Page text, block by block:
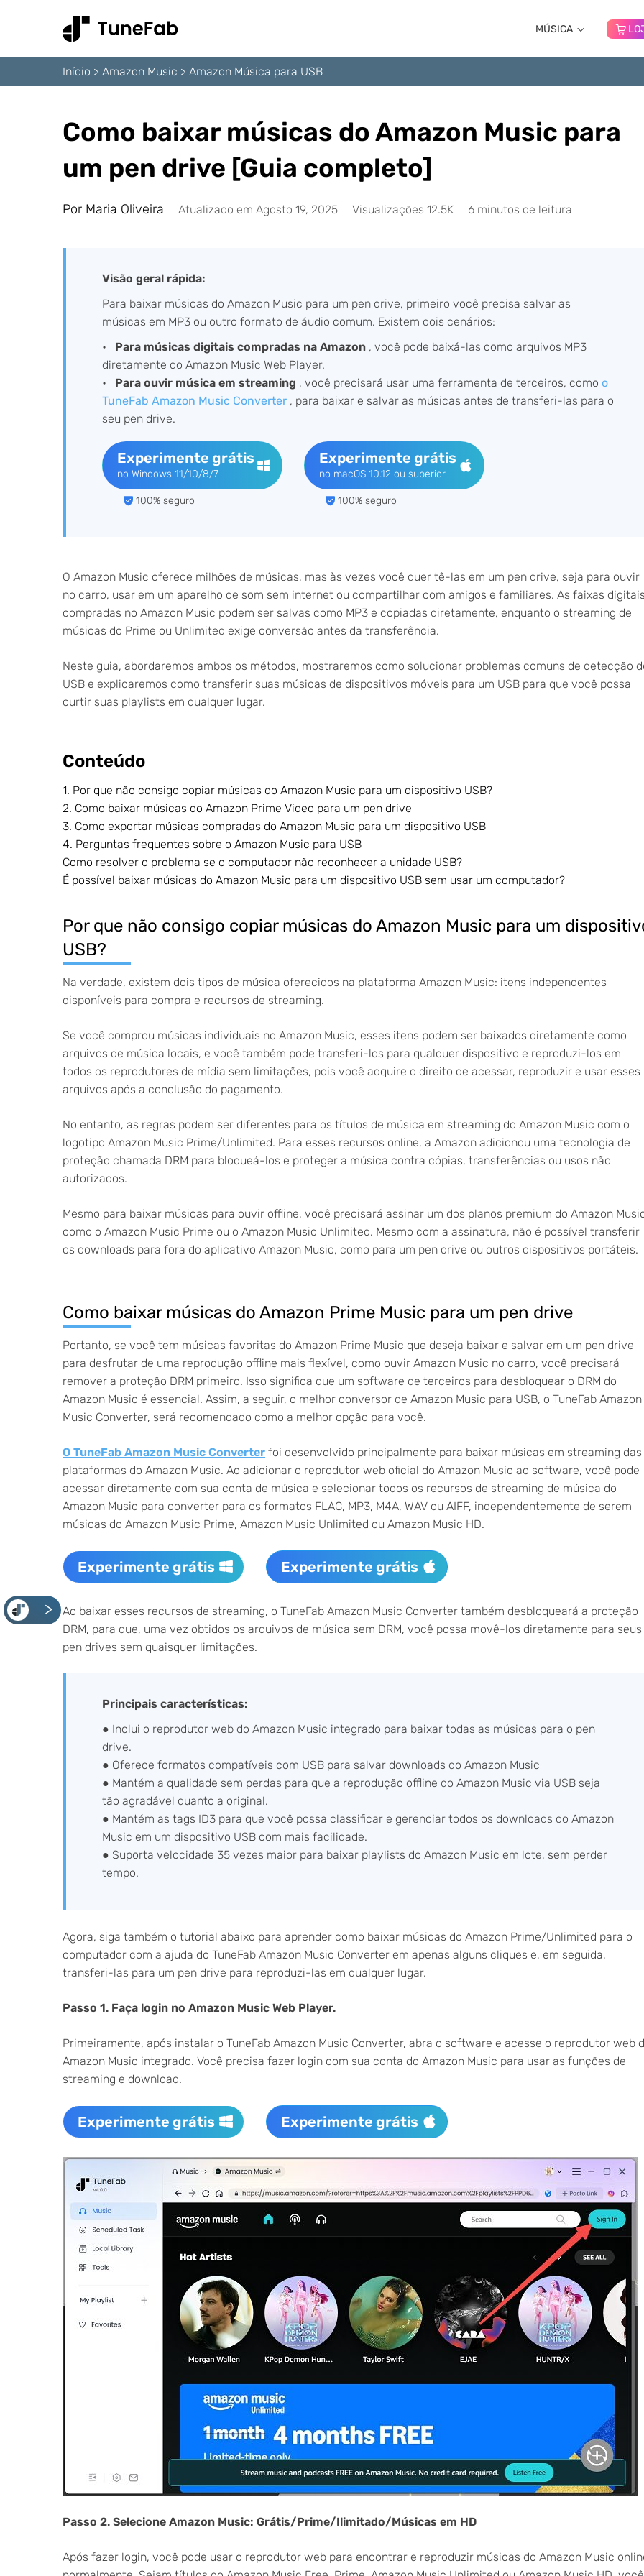
MÚSICA
Início > Amazon Music > Amazon Música para USB
Como baixar músicas do Amazon Music para
um pen drive [Guia completo]
Por Maria Oliveira Atualizado em Agosto 19, 2025 Visualizações 12.5K 6 minutos de leitura
<
Visão geral rápida:
Para baixar músicas do Amazon Music para um pen drive, primeiro você precisa salvar as
músicas em MP3 ou outro formato de áudio comum. Existem dois cenários:
Para músicas digitais compradas na Amazon , você pode baixá-las como arquivos MP3
diretamente do Amazon Music Web Player.
Para ouvir música em streaming , você precisará usar uma ferramenta de terceiros, como o
TuneFab Amazon Music Converter , para baixar e salvar as músicas antes de transferi-las para o
seu pen drive.
Experimente grátis
no Windows 11/10/8/7
100% seguro
Experimente grátis
no macOS 10.12 ou superior
100% seguro
O Amazon Music oferece milhões de músicas, mas às vezes você quer tê-las em um pen drive, seja para ouvir
no carro, usar em um aparelho de som sem internet ou compartilhar com amigos e familiares. As faixas
compradas no Amazon Music podem ser salvas como MP3 e copiadas diretamente, enquanto o streaming de
músicas do Prime ou Unlimited exige conversão antes da transferência.
Neste guia, abordaremos ambos os métodos, mostraremos como solucionar problemas comuns de detecção
USB e explicaremos como transferir suas músicas de dispositivos móveis para um USB para que você possa
curtir suas playlists em qualquer lugar.
Conteúdo
1. Por que não consigo copiar músicas do Amazon Music para um dispositivo USB?
2. Como baixar músicas do Amazon Prime Video para um pen drive
3. Como exportar músicas compradas do Amazon Music para um dispositivo USB
4. Perguntas frequentes sobre o Amazon Music para USB
Como resolver o problema se o computador não reconhecer a unidade USB?
É possível baixar músicas do Amazon Music para um dispositivo USB sem usar um computador?
Por que não consigo copiar músicas do Amazon Music para um
USB?
Na verdade, existem dois tipos de música oferecidos na plataforma Amazon Music: itens independentes
disponíveis para compra e recursos de streaming.
Se você comprou músicas individuais no Amazon Music, esses itens podem ser baixados diretamente como
arquivos de música locais, e você também pode transferi-los para qualquer dispositivo e reproduzi-los em
todos os reprodutores de mídia sem limitações, pois você adquire o direito de acessar, reproduzir e usar esses
arquivos após a conclusão do pagamento.
No entanto, as regras podem ser diferentes para os títulos de música em streaming do Amazon Music com o
logotipo Amazon Music Prime/Unlimited. Para esses recursos online, a Amazon adicionou uma tecnologia de
proteção chamada DRM para bloqueá-los e proteger a música contra cópias, transferências ou usos não
autorizados.
Mesmo para baixar músicas para ouvir offline, você precisará assinar um dos planos premium do Amazon
como o Amazon Music Prime ou o Amazon Music Unlimited. Mesmo com a assinatura, não é possível transferir
os downloads para fora do aplicativo Amazon Music, como para um pen drive ou outros dispositivos portáteis.
Como baixar músicas do Amazon Prime Music para um pen drive
Portanto, se você tem músicas favoritas do Amazon Prime Music que deseja baixar e salvar em um pen drive
para desfrutar de uma reprodução offline mais flexível, como ouvir Amazon Music no carro, você precisará
remover a proteção DRM primeiro. Isso significa que um software de terceiros para desbloquear o DRM do
Amazon Music é essencial. Assim, a seguir, o melhor conversor de Amazon Music para USB, o TuneFab Amazon
Music Converter, será recomendado como a melhor opção para você.
O TuneFab Amazon Music Converter foi desenvolvido principalmente para baixar músicas em streaming das
plataformas do Amazon Music. Ao adicionar o reprodutor web oficial do Amazon Music ao software, você pode
acessar diretamente com sua conta de música e selecionar todos os recursos de streaming de música do
Amazon Music para converter para os formatos FLAC, MP3, M4A, WAV ou AIFF, independentemente de serem
músicas do Amazon Music Prime, Amazon Music Unlimited ou Amazon Music HD.
Experimente grátis Experimente grátis
Ao baixar esses recursos de streaming, o TuneFab Amazon Music Converter também desbloqueará a proteção
DRM, para que, uma vez obtidos os arquivos de música sem DRM, você possa movê-los diretamente para seus
pen drives sem quaisquer limitações.
Principais características:
● Inclui o reprodutor web do Amazon Music integrado para baixar todas as músicas para o pen
drive.
● Oferece formatos compatíveis com USB para salvar downloads do Amazon Music
● Mantém a qualidade sem perdas para que a reprodução offline do Amazon Music via USB seja
tão agradável quanto a original.
● Mantém as tags ID3 para que você possa classificar e gerenciar todos os downloads do Amazon
Music em um dispositivo USB com mais facilidade.
● Suporta velocidade 35 vezes maior para baixar playlists do Amazon Music em lote, sem perder
tempo.
Agora, siga também o tutorial abaixo para aprender como baixar músicas do Amazon Prime/Unlimited para o
computador com a ajuda do TuneFab Amazon Music Converter em apenas alguns cliques e, em seguida,
transferi-las para um pen drive para reproduzi-las em qualquer lugar.
Passo 1. Faça login no Amazon Music Web Player.
Primeiramente, após instalar o TuneFab Amazon Music Converter, abra o software e acesse o reprodutor web
Amazon Music integrado. Você precisa fazer login com sua conta do Amazon Music para usar as funções de
streaming e download.
Experimente grátis Experimente grátis
Passo 2. Selecione Amazon Music: Grátis/Prime/Ilimitado/Músicas em HD
Após fazer login, você pode usar o reprodutor web para encontrar e reproduzir músicas do Amazon Music